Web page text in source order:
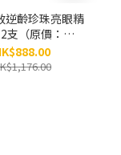
逆齡珍珠亮眼精
支（原價：
$1,176）